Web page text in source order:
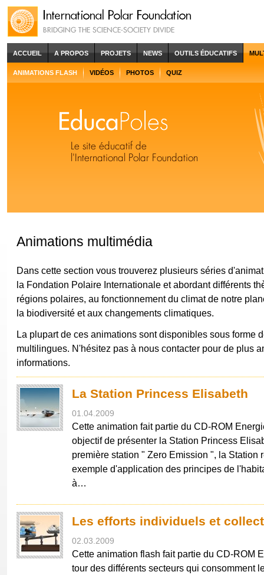
ACCUEIL A PROPOS PROJETS NEWS OUTILS ÉDUCATIFS
ANIMATIONS FLASH VIDÉOS PHOTOS QUIZ
Animations multimédia
Dans cette section vous trouverez plusieurs séries
la Fondation Polaire Internationale et abordant différents
régions polaires, au fonctionnement du climat de notre
la biodiversité et aux changements climatiques.
La plupart de ces animations sont disponibles sous forme
multilingues. N'hésitez pas à nous contacter pour de plus
informations.
La Station Princess Elisabeth
01.04.2009
Cette animation fait partie du CD-ROM
objectif de présenter la Station Princess
première station " Zero Emission ", la Station
exemple d'application des principes de
à…
Les efforts individuels et
02.03.2009
Cette animation flash fait partie du CD-ROM
tour des différents secteurs qui consomment